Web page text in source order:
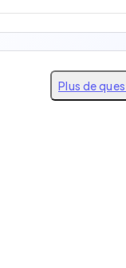
Plus de